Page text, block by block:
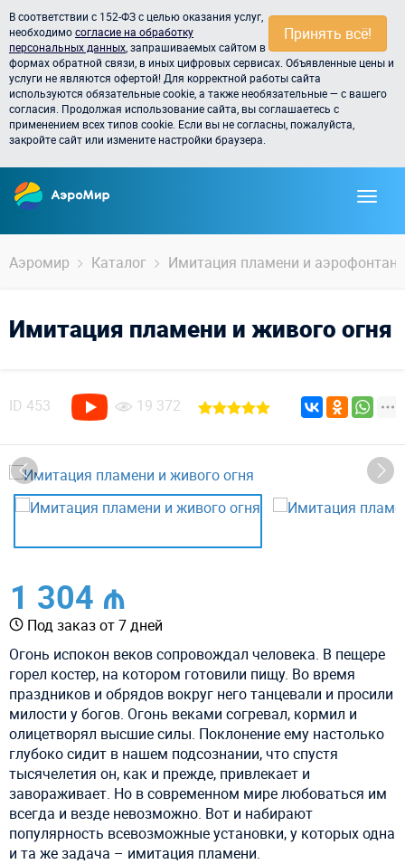
Принять всё!
В соответствии с 152-ФЗ с целью оказания услуг,
необходимосогласие на обработку
персональных данных , запрашиваемых сайтом в
формах обратной связи, в иных цифровых сервисах. Объявленные цены и
услуги не являются офертой! Для корректной работы сайта
используются обязательные cookie, а также необязательные — с вашего
согласия. Продолжая использование сайта, вы соглашаетесь с
применением всех типов cookie. Если вы не согласны, пожалуйста,
закройте сайт или измените настройки браузера.
Аэромир Каталог Имитация пламени и
Имитация пламени и живого огня
ID 453 19 372
1 304 ₼
Под заказ от 7 дней
Огонь испокон веков сопровождал человека. В пещере
горел костер, на котором готовили пищу. Во время
праздников и обрядов вокруг него танцевали и просили
милости у богов. Огонь веками согревал, кормил и
олицетворял высшие силы. Поклонение ему настолько
глубоко сидит в нашем подсознании, что спустя
тысячелетия он, как и прежде, привлекает и
завораживает. Но в современном мире любоваться им
всегда и везде невозможно. Вот и набирают
популярность всевозможные установки, у которых одна
и та же задача – имитация пламени.